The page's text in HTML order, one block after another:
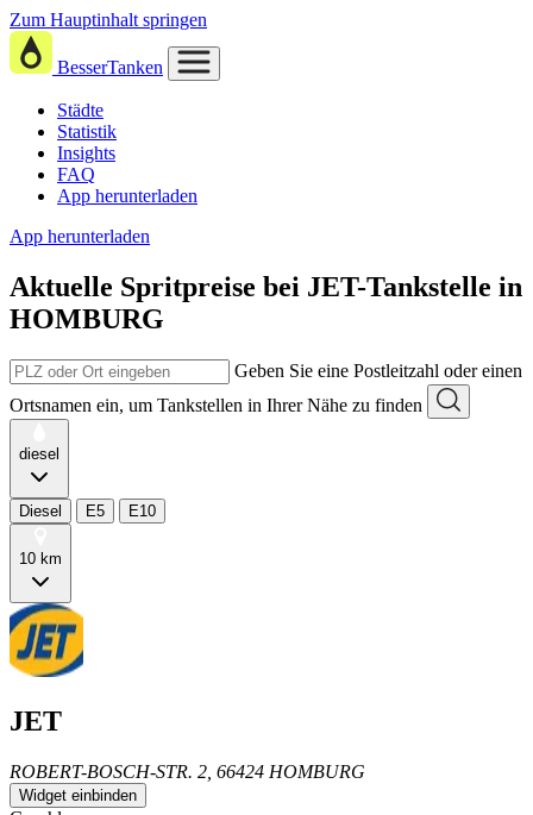
Zum Hauptinhalt springen
BesserTanken
Städte
Statistik
Insights
FAQ
App herunterladen
App herunterladen
Aktuelle Spritpreise bei JET-Tankstelle in
HOMBURG
Geben Sie eine Postleitzahl oder einen
Ortsnamen ein, um Tankstellen in Ihrer Nähe zu finden
diesel
Diesel E5 E10
10 km
JET
ROBERT-BOSCH-STR. 2, 66424 HOMBURG
Widget einbinden